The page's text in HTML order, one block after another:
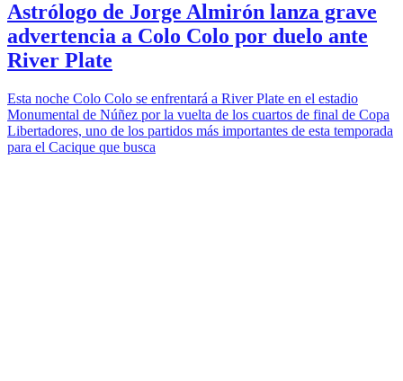
Astrólogo de Jorge Almirón lanza grave
advertencia a Colo Colo por duelo ante
River Plate
Esta noche Colo Colo se enfrentará a River Plate en el estadio
Monumental de Núñez por la vuelta de los cuartos de final de Copa
Libertadores, uno de los partidos más importantes de esta temporada
para el Cacique que busca